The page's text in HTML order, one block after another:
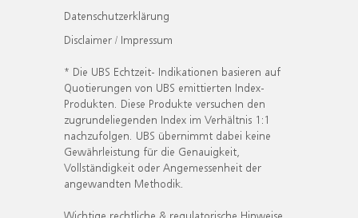
Datenschutzerklärung
Disclaimer / Impressum
* Die UBS Echtzeit- Indikationen basieren auf
Quotierungen von UBS emittierten Index-
Produkten. Diese Produkte versuchen den
zugrundeliegenden Index im Verhältnis 1:1
nachzufolgen. UBS übernimmt dabei keine
Gewährleistung für die Genauigkeit,
Vollständigkeit oder Angemessenheit der
angewandten Methodik.